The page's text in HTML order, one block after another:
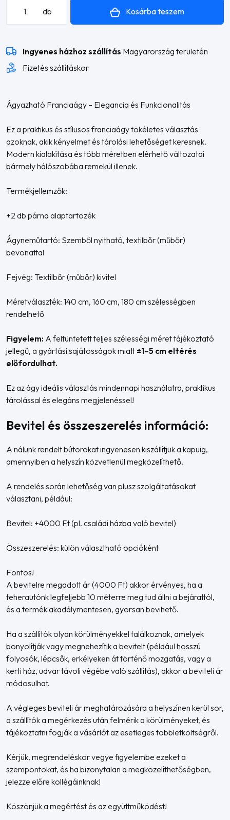
franciaágydb Kosárba teszem
Ingyenes házhoz szállítás Magyarország területén
Fizetés szállításkor
Ágyazható Franciaágy – Elegancia és Funkcionalitás
Ez a praktikus és stílusos franciaágy tökéletes választás
azoknak, akik kényelmet és tárolási lehetőséget keresnek.
Modern kialakítása és több méretben elérhető változatai
bármely hálószobába remekül illenek.
Termékjellemzők:
+2 db párna alaptartozék
Ágyneműtartó: Szemből nyitható, textilbőr (műbőr)
bevonattal
Fejvég: Textilbőr (műbőr) kivitel
Méretválaszték: 140 cm, 160 cm, 180 cm szélességben
rendelhető
Figyelem: A feltüntetett teljes szélességi méret tájékoztató
jellegű, a gyártási sajátosságok miatt ±1–5 cm eltérés
előfordulhat.
Ez az ágy ideális választás mindennapi használatra, praktikus
tárolással és elegáns megjelenéssel!
Bevitel és összeszerelés információ:
A nálunk rendelt bútorokat ingyenesen kiszállítjuk a kapuig,
amennyiben a helyszín közvetlenül megközelíthető.
A rendelés során lehetőség van plusz szolgáltatásokat
választani, például:
Bevitel: +4000 Ft (pl. családi házba való bevitel)
Összeszerelés: külön választható opcióként
Fontos!
A bevitelre megadott ár (4000 Ft) akkor érvényes, ha a
teherautónk legfeljebb 10 méterre meg tud állni a bejárattól,
és a termék akadálymentesen, gyorsan bevihető.
Ha a szállítók olyan körülményekkel találkoznak, amelyek
bonyolítják vagy megnehezítik a bevitelt (például hosszú
folyosók, lépcsők, erkélyeken át történő mozgatás, vagy a
kerti ház, udvar távoli végébe való szállítás), akkor a beviteli ár
módosulhat.
A végleges beviteli ár meghatározására a helyszínen kerül sor,
a szállítók a megérkezés után felmérik a körülményeket, és
tájékoztatni fogják a vásárlót az esetleges többletköltségről.
Kérjük, megrendeléskor vegye figyelembe ezeket a
szempontokat, és ha bizonytalan a megközelíthetőségben,
jelezze előre kollégáinknak!
Köszönjük a megértést és az együttműködést!